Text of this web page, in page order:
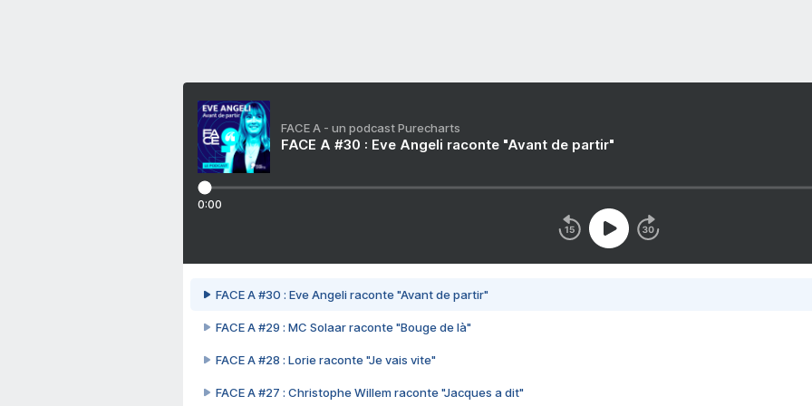
FACE A - un podcast Purecharts
FACE A #30 : Eve Angeli raconte "Avant de partir"
0:00
FACE A #30 : Eve Angeli raconte "Avant de partir"
FACE A #29 : MC Solaar raconte "Bouge de là"
FACE A #28 : Lorie raconte "Je vais vite"
FACE A #27 : Christophe Willem raconte "Jacques a dit"